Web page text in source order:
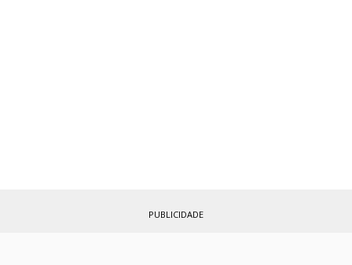
PUBLICIDADE